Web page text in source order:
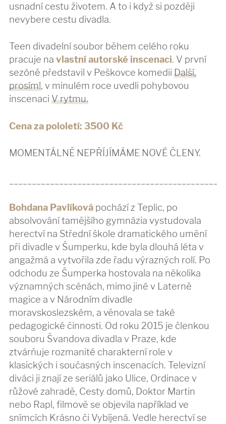
usnadní cestu životem. A to i když si později
nevybere cestu divadla.
Teen divadelní soubor během celého roku
pracuje navlastní autorské inscenaci. V první
sezóně představil v Peškovce komediiDalší,
prosím!, v minulém roce uvedli pohybovou
inscenaciV rytmu.
Cena za pololetí: 3500 Kč
MOMENTÁLNĚ NEPŘÍJÍMÁME NOVÉ ČLENY.
Bohdana Pavlíková pochází z Teplic, po
absolvování tamějšího gymnázia vystudovala
herectví na Střední škole dramatického umění
při divadle v Šumperku, kde byla dlouhá léta v
angažmá a vytvořila zde řadu výrazných rolí. Po
odchodu ze Šumperka hostovala na několika
významných scénách, mimo jiné v Laterně
magice a v Národním divadle
moravskoslezském, a věnovala se také
pedagogické činnosti. Od roku 2015 je členkou
souboru Švandova divadla v Praze, kde
ztvárňuje rozmanité charakterní role v
klasických i současných inscenacích. Televizní
diváci ji znají ze seriálů jako Ulice, Ordinace v
růžové zahradě, Cesty domů, Doktor Martin
nebo Rapl, filmově se objevila například ve
snímcích Krásno či Vybíjená. Vedle herectví se